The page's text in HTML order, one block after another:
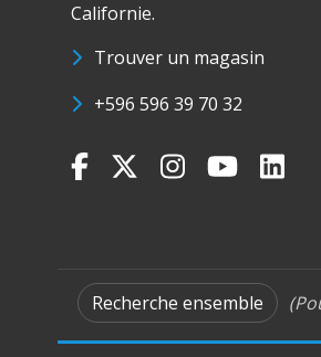
Californie.
Trouver un magasin
+596 596 39 70 32
Recherche ensemble